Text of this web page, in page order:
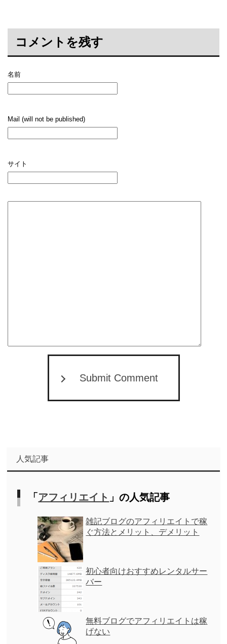
コメントを残す
名前
Mail (will not be published)
サイト
Submit Comment
人気記事
「 アフィリエイト 」の人気記事
雑記ブログのアフィリエイトで稼
ぐ方法とメリット、デメリット
初心者向けおすすめレンタルサー
バー
無料ブログでアフィリエイトは稼
げない